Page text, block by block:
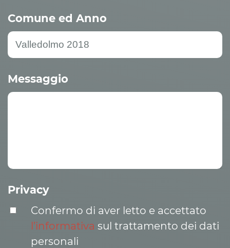
Comune ed Anno
Messaggio
Privacy
Confermo di aver letto e accettato
l’informativa sul trattamento dei dati
personali